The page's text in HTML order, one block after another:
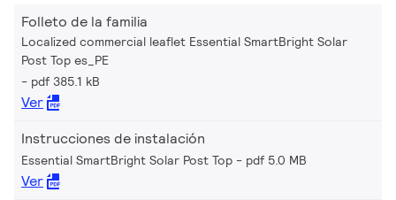
Folleto de la familia
Localized commercial leaflet Essential SmartBright Solar
Post Top es_PE
pdf 385.1 kB
Ver
Instrucciones de instalación
Essential SmartBright Solar Post Top pdf 5.0 MB
Ver